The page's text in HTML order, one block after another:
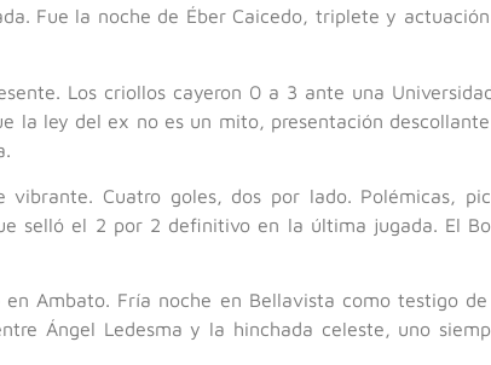
Fue la noche de Éber Caicedo, triplete y
Los criollos cayeron 0 a 3 ante una
la ley del ex no es un mito, presentación descollante
Cuatro goles, dos por lado. Polémicas,
selló el 2 por 2 definitivo en la última jugada. El
Ambato. Fría noche en Bellavista como testigo
Ángel Ledesma y la hinchada celeste, uno